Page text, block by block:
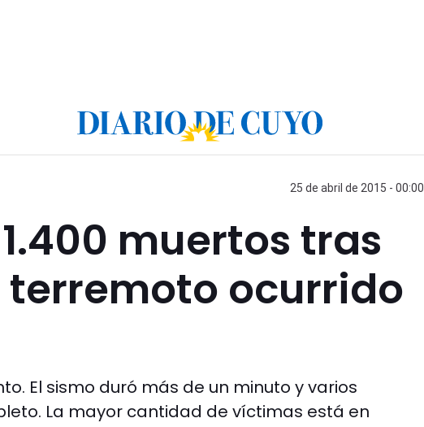
25 de abril de 2015 - 00:00
muertos tras
ocurrido
El sismo duró más de un minuto y varios
La mayor cantidad de víctimas está en